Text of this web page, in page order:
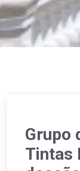
Grupo
Tintas